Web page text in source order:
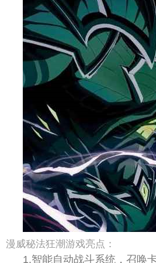
漫威秘法狂潮游戏亮点：
1.智能自动战斗系统，召唤